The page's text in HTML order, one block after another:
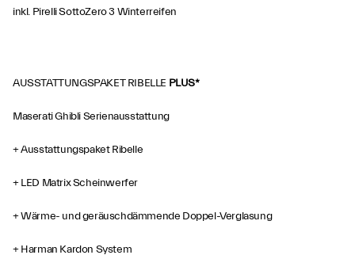
inkl. Pirelli SottoZero 3 Winterreifen
AUSSTATTUNGSPAKET RIBELLE PLUS*
Maserati Ghibli Serienausstattung
+ Ausstattungspaket Ribelle
+ LED Matrix Scheinwerfer
+ Wärme- und geräuschdämmende Doppel-Verglasung
+ Harman Kardon System